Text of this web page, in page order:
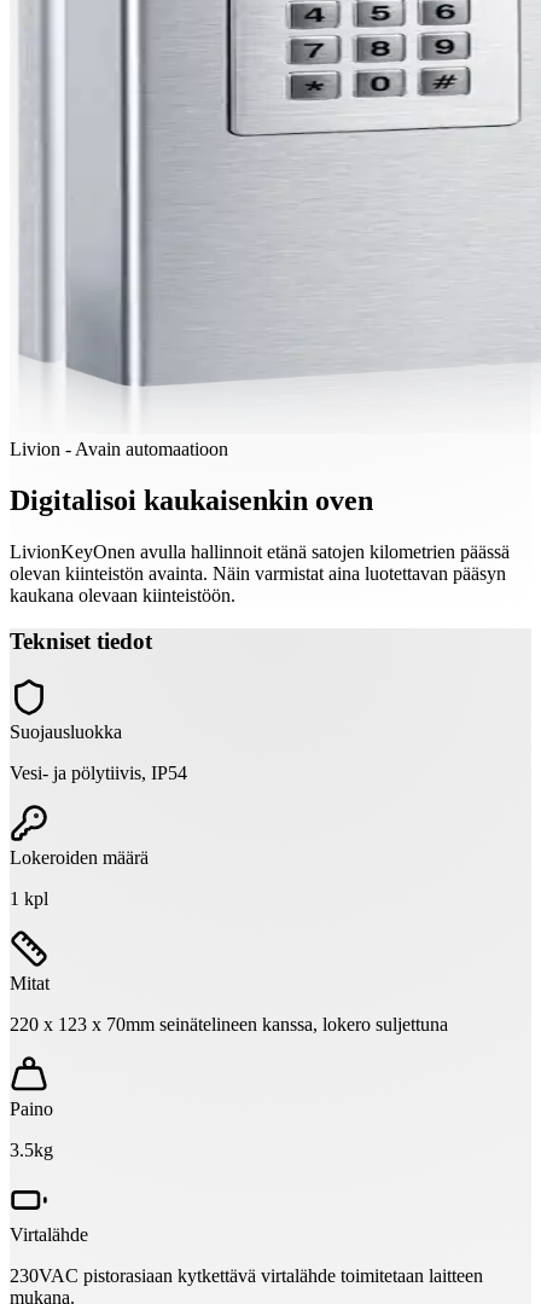
Livion - Avain automaatioon
Digitalisoi kaukaisenkin oven
LivionKeyOnen avulla hallinnoit etänä satojen kilometrien päässä
olevan kiinteistön avainta. Näin varmistat aina luotettavan pääsyn
kaukana olevaan kiinteistöön.
Tekniset tiedot
Suojausluokka
Vesi- ja pölytiivis, IP54
Lokeroiden määrä
1 kpl
Mitat
220 x 123 x 70mm seinätelineen kanssa, lokero suljettuna
Paino
3.5kg
Virtalähde
230VAC pistorasiaan kytkettävä virtalähde toimitetaan laitteen
mukana.